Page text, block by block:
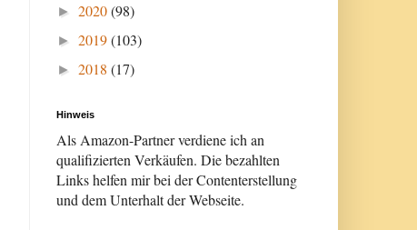
► 2020(98)
► 2019(103)
► 2018 (17)
Hinweis
Als Amazon-Partner verdiene ich an
qualifizierten Verkäufen. Die bezahlten
Links helfen mir bei der Contenterstellung
und dem Unterhalt der Webseite.